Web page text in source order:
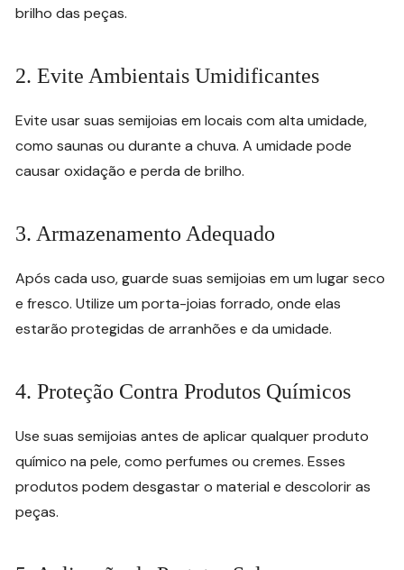
brilho das peças.
2. Evite Ambientais Umidificantes
Evite usar suas semijoias em locais com alta umidade,
como saunas ou durante a chuva. A umidade pode
causar oxidação e perda de brilho.
3. Armazenamento Adequado
Após cada uso, guarde suas semijoias em um lugar seco
e fresco. Utilize um porta-joias forrado, onde elas
estarão protegidas de arranhões e da umidade.
4. Proteção Contra Produtos Químicos
Use suas semijoias antes de aplicar qualquer produto
químico na pele, como perfumes ou cremes. Esses
produtos podem desgastar o material e descolorir as
peças.